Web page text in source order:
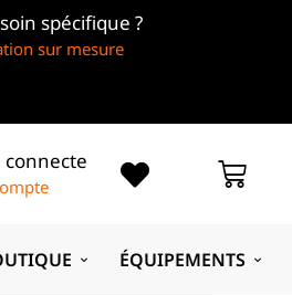
spécifique ?
sur mesure
connecte
ÉQUIPEMENTS